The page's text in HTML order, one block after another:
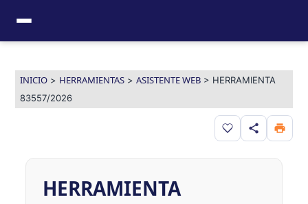
contenido
INICIO> HERRAMIENTAS> ASISTENTE WEB> HERRAMIENTA
83557/2026
Guardar en
HERRAMIENTA